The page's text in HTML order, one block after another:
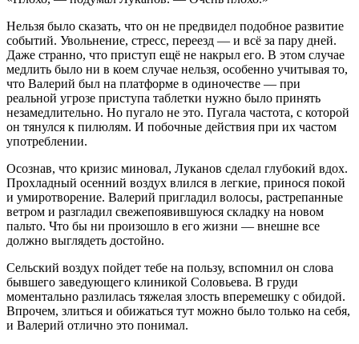
Нельзя было сказать, что он не предвидел подобное развитие
событий. Увольнение, стресс, переезд — и всё за пару дней.
Даже странно, что приступ ещё не накрыл его. В этом случае
медлить было ни в коем случае нельзя, особенно учитывая то,
что Валерий был на платформе в одиночестве — при
реальной угрозе приступа таблетки нужно было принять
незамедлительно. Но пугало не это. Пугала частота, с которой
он тянулся к пилюлям. И побочные действия при их частом
употреблении.
Осознав, что кризис миновал, Луканов сделал глубокий вдох.
Прохладный осенний воздух влился в легкие, принося покой
и умиротворение. Валерий пригладил волосы, растрепанные
ветром и разгладил свежепоявившуюся складку на новом
пальто. Что бы ни произошло в его жизни — внешне все
должно выглядеть достойно.
Сельский воздух пойдет тебе на пользу, вспомнил он слова
бывшего заведующего клиникой Соловьева. В груди
моментально разлилась тяжелая злость вперемешку с обидой.
Впрочем, злиться и обижаться тут можно было только на себя,
и Валерий отлично это понимал.